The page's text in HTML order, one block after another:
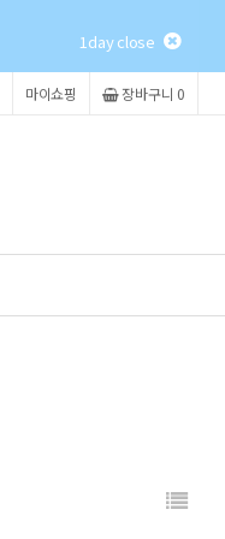
1day close
장바구니 0
마이쇼핑